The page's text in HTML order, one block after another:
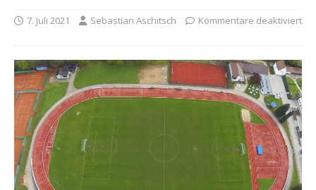
7. Juli 2021 Sebastian Aschitsch Kommentare deaktiviert